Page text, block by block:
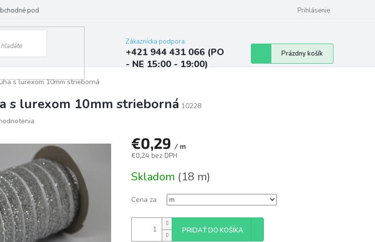
podmienky Najčastejšie otázky a odpovede
Prihlásenie
Zákaznícka podpora:
+421 944 431 066 (PO
- NE 15:00 - 19:00)
Nákupný
košík
Prázdny košík
s lurexom 10mm strieborná
s lurexom 10mm strieborná 10228
€0,29 / m
€0,24 bez DPH
cena:
Skladom (18 m)
Cena za
PRIDAŤ DO KOŠÍKA